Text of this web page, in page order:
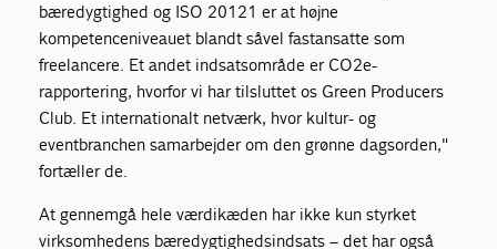
bæredygtighed og ISO 20121 er at højne
kompetenceniveauet blandt såvel fastansatte som
freelancere. Et andet indsatsområde er CO2e-
rapportering, hvorfor vi har tilsluttet os Green Producers
Club. Et internationalt netværk, hvor kultur- og
eventbranchen samarbejder om den grønne dagsorden,"
fortæller de.
At gennemgå hele værdikæden har ikke kun styrket
virksomhedens bæredygtighedsindsats – det har også